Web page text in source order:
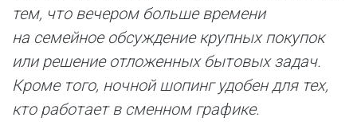
тем, что вечером больше времени
на семейное обсуждение крупных покупок
или решение отложенных бытовых задач.
Кроме того, ночной шопинг удобен для тех,
кто работает в сменном графике.